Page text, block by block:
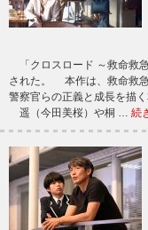
「クロスロード ～救命救
された。 本作は、救命救急
警察官らの正義と成長を描
遥（今田美桜）や桐 … 続